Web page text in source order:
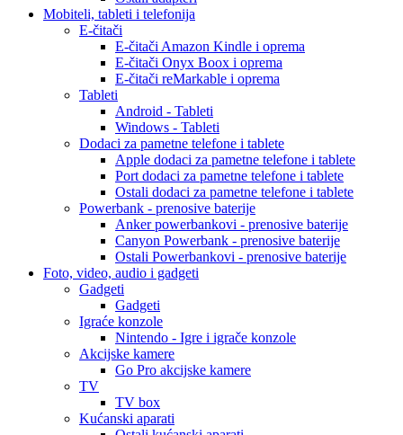
Mobiteli, tableti i telefonija
E-čitači
E-čitači Amazon Kindle i oprema
E-čitači Onyx Boox i oprema
E-čitači reMarkable i oprema
Tableti
Android - Tableti
Windows - Tableti
Dodaci za pametne telefone i tablete
Apple dodaci za pametne telefone i tablete
Port dodaci za pametne telefone i tablete
Ostali dodaci za pametne telefone i tablete
Powerbank - prenosive baterije
Anker powerbankovi - prenosive baterije
Canyon Powerbank - prenosive baterije
Ostali Powerbankovi - prenosive baterije
Foto, video, audio i gadgeti
Gadgeti
Gadgeti
Igraće konzole
Nintendo - Igre i igrače konzole
Akcijske kamere
Go Pro akcijske kamere
TV
TV box
Kućanski aparati